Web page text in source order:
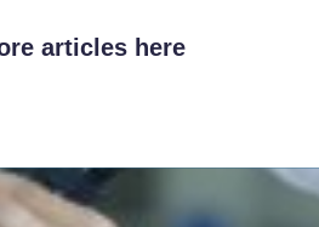
articles here